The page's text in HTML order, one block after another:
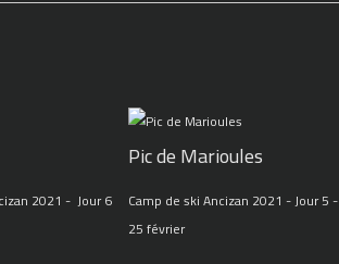
2021 - Jour 6
Pic de Marioules
Camp de ski Ancizan 2021 - Jour 5 -
25 février